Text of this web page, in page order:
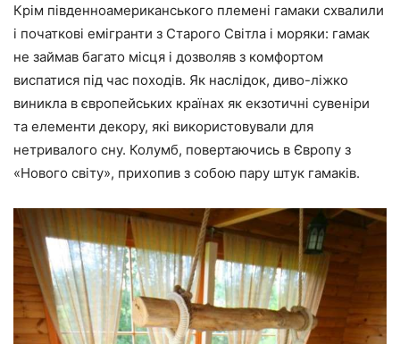
Крім південноамериканського племені гамаки схвалили
і початкові емігранти з Старого Світла і моряки: гамак
не займав багато місця і дозволяв з комфортом
виспатися під час походів. Як наслідок, диво-ліжко
виникла в європейських країнах як екзотичні сувеніри
та елементи декору, які використовували для
нетривалого сну. Колумб, повертаючись в Європу з
«Нового світу», прихопив з собою пару штук гамаків.